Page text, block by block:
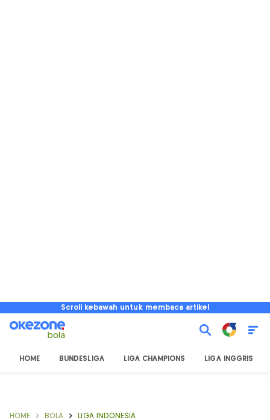
Scroll kebawah untuk membaca artikel
HOME BUNDESLIGA LIGA CHAMPIONS LIGA INGGRIS
HOME BOLA LIGA INDONESIA